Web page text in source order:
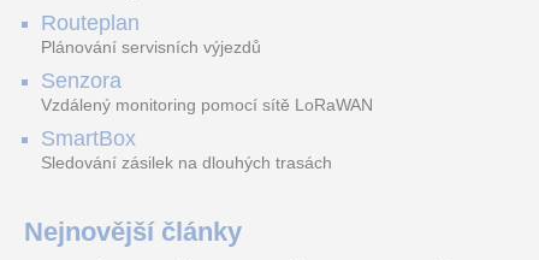
rádiových i drátový
Routeplan
Plánování servisních výjezdů
Senzora
Vzdálený monitoring pomocí sítě LoRaWAN
SmartBox
Sledování zásilek na dlouhých trasách
Nejnovější články